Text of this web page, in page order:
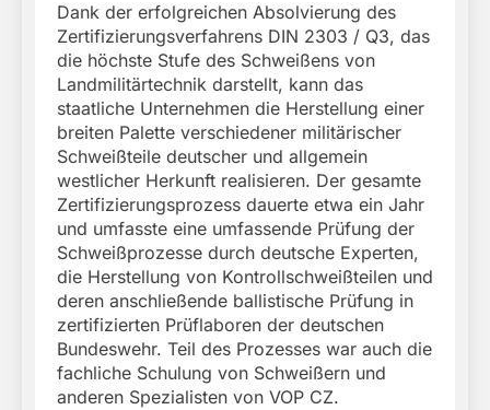
Dank der erfolgreichen Absolvierung des
Zertifizierungsverfahrens DIN 2303 / Q3, das
die höchste Stufe des Schweißens von
Landmilitärtechnik darstellt, kann das
staatliche Unternehmen die Herstellung einer
breiten Palette verschiedener militärischer
Schweißteile deutscher und allgemein
westlicher Herkunft realisieren. Der gesamte
Zertifizierungsprozess dauerte etwa ein Jahr
und umfasste eine umfassende Prüfung der
Schweißprozesse durch deutsche Experten,
die Herstellung von Kontrollschweißteilen und
deren anschließende ballistische Prüfung in
zertifizierten Prüflaboren der deutschen
Bundeswehr. Teil des Prozesses war auch die
fachliche Schulung von Schweißern und
anderen Spezialisten von VOP CZ.